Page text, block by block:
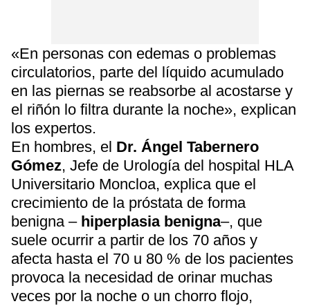
«En personas con edemas o problemas
circulatorios, parte del líquido acumulado
en las piernas se reabsorbe al acostarse y
el riñón lo filtra durante la noche», explican
los expertos.
En hombres, el Dr. Ángel Tabernero
Gómez, Jefe de Urología del hospital HLA
Universitario Moncloa, explica que el
crecimiento de la próstata de forma
benigna – hiperplasia benigna–, que
suele ocurrir a partir de los 70 años y
afecta hasta el 70 u 80 % de los pacientes
provoca la necesidad de orinar muchas
veces por la noche o un chorro flojo,